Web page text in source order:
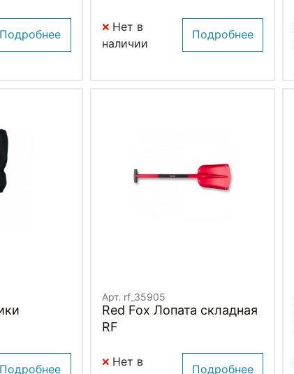
Подробнее
Нет в
наличии
Подробнее
Подробнее
Арт. rf_35905
Red Fox Лопата складная
RF
Нет в
Подробнее